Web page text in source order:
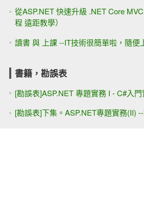
從ASP.NET 快速升級 .NET Core
程 遠距教學）
讀書 與 上課 --IT技術很簡單啦，隨便
書籍，勘誤表
[勘誤表]ASP.NET 專題實務 I - C#入
[勘誤表]下集。ASP.NET專題實務(II)